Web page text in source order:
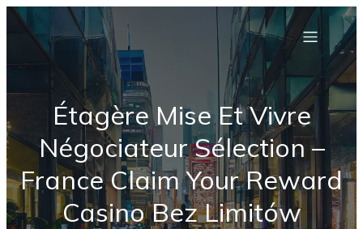
Étagère Mise Et Vivre
Négociateur Sélection –
France Claim Your Reward
Casino Bez Limitów